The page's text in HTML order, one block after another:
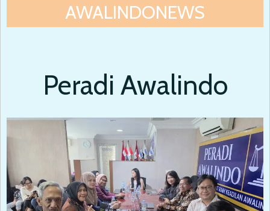
AWALINDONEWS
Peradi Awalindo